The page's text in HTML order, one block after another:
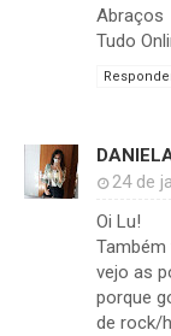
Abraços
Tudo
24 de
Oi Lu!
vejo as
porque
de rock/